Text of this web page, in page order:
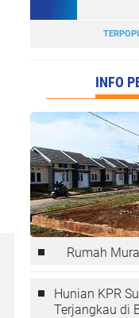
INFO
Rumah
Hunian KPR
Terjangkau di